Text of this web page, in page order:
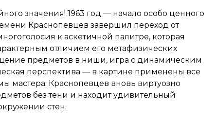
значения! 1963 год — начало особо ценного
Краснопевцев завершил переход от
к аскетичной палитре, которая
отличием его метафизических
предметов в ниши, игра с динамическим
перспектива — в картине применены все
мастера. Краснопевцев вновь виртуозно
без тени и находит удивительный
стен.